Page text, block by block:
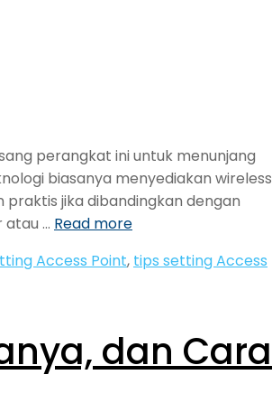
perangkat ini untuk menunjang
biasanya menyediakan wireless
jika dibandingkan dengan
atau … Read more
Access Point, tips setting Access
dan Cara